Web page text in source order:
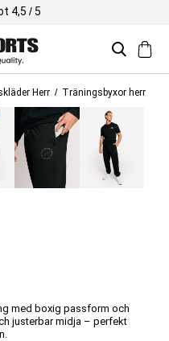
4,5 / 5
Herr Träningsbyxor herr
med boxig passform och
justerbar midja – perfekt